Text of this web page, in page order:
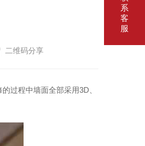
二维码分享
过程中墙面全部采用3D、
系
客
服